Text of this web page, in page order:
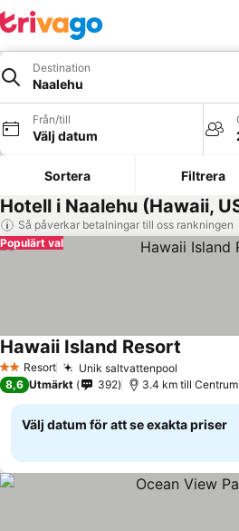
Destination
Naalehu
Från/till
Välj datum
Sortera Filtrera
Hotell i Naalehu (Hawaii,
Så påverkar betalningar till oss rankningen
Populärt val
2 Stjärnor
Resort Unik saltvattenpool
Hawaii Island Resort
8,6 Utmärkt 392 3.4 km till Centrum
Välj datum för att se exakta priser